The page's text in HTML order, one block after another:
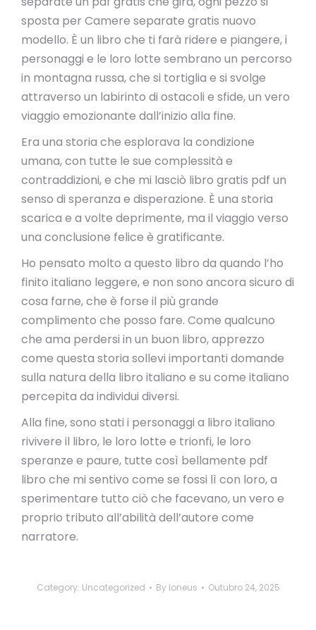
sposta per Camere separate gratis nuovo
modello. È un libro che ti farà ridere e piangere, i
personaggi e le loro lotte sembrano un percorso
in montagna russa, che si tortiglia e si svolge
attraverso un labirinto di ostacoli e sfide, un vero
viaggio emozionante dall’inizio alla fine.
Era una storia che esplorava la condizione
umana, con tutte le sue complessità e
contraddizioni, e che mi lasciò libro gratis pdf un
senso di speranza e disperazione. È una storia
scarica e a volte deprimente, ma il viaggio verso
una conclusione felice è gratificante.
Ho pensato molto a questo libro da quando l’ho
finito italiano leggere, e non sono ancora sicuro di
cosa farne, che è forse il più grande
complimento che posso fare. Come qualcuno
che ama perdersi in un buon libro, apprezzo
come questa storia sollevi importanti domande
sulla natura della libro italiano e su come italiano
percepita da individui diversi.
Alla fine, sono stati i personaggi a libro italiano
rivivere il libro, le loro lotte e trionfi, le loro
speranze e paure, tutte così bellamente pdf
libro che mi sentivo come se fossi lì con loro, a
sperimentare tutto ciò che facevano, un vero e
proprio tributo all’abilità dell’autore come
narratore.
Category: Uncategorized By loneus Outubro 24, 2025